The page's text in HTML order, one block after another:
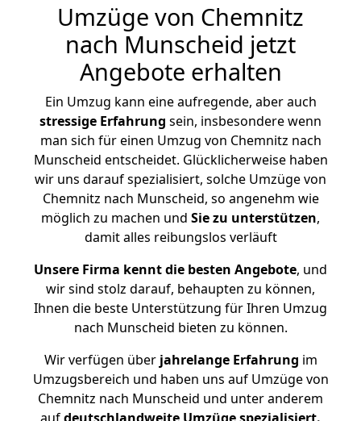
Umzüge von Chemnitz
nach Munscheid jetzt
Angebote erhalten
Ein Umzug kann eine aufregende, aber auch
stressige Erfahrung sein, insbesondere wenn
man sich für einen Umzug von Chemnitz nach
Munscheid entscheidet. Glücklicherweise haben
wir uns darauf spezialisiert, solche Umzüge von
Chemnitz nach Munscheid, so angenehm wie
möglich zu machen und Sie zu unterstützen,
damit alles reibungslos verläuft
Unsere Firma kennt die besten Angebote, und
wir sind stolz darauf, behaupten zu können,
Ihnen die beste Unterstützung für Ihren Umzug
nach Munscheid bieten zu können.
Wir verfügen überjahrelange Erfahrung im
Umzugsbereich und haben uns auf Umzüge von
Chemnitz nach Munscheid und unter anderem